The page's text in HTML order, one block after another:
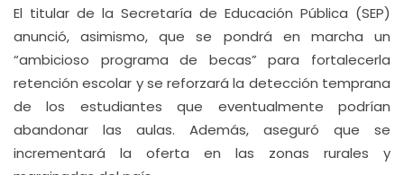
El titular de la Secretaría de Educación Pública (SEP)
anunció, asimismo, que se pondrá en marcha un
“ambicioso programa de becas” para fortalecerla
retención escolar y se reforzará la detección temprana
de los estudiantes que eventualmente podrían
abandonar las aulas. Además, aseguró que se
incrementará la oferta en las zonas rurales y